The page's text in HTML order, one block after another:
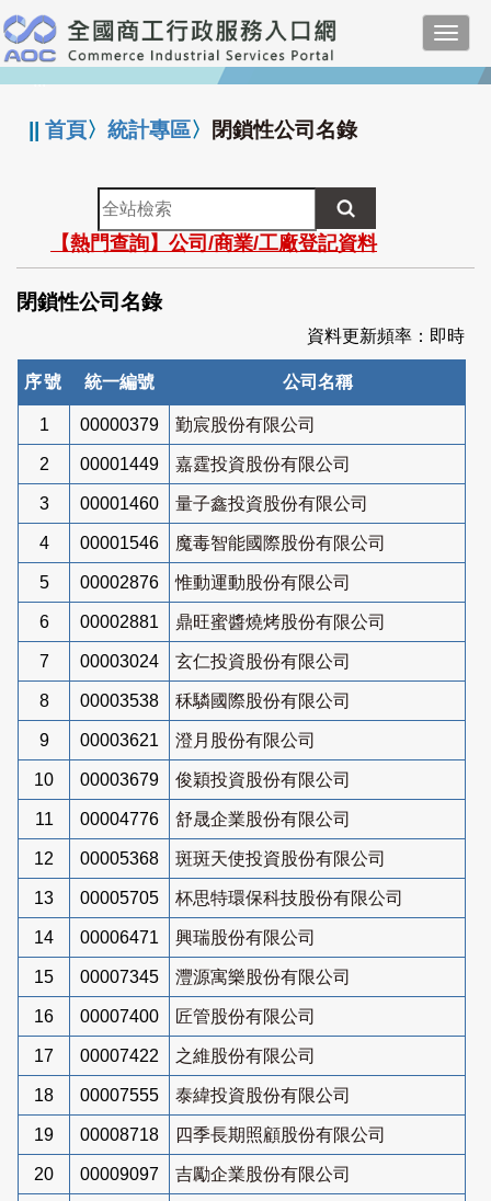
跳
到
主
要
:::
||首頁〉統計專區〉 閉鎖性公司名錄
全
站
檢
索
【熱門查詢】公司/商業/工廠登記資料
閉鎖性公司名錄
資料更新頻率：即時
序號 統一編號 公司名稱
1 00000379 勤宸股份有限公司
2 00001449 嘉霆投資股份有限公司
3 00001460 量子鑫投資股份有限公司
4 00001546 魔毒智能國際股份有限公司
5 00002876 惟動運動股份有限公司
6 00002881 鼎旺蜜醬燒烤股份有限公司
7 00003024 玄仁投資股份有限公司
8 00003538 秝驎國際股份有限公司
9 00003621 澄月股份有限公司
10 00003679 俊穎投資股份有限公司
11 00004776 舒晟企業股份有限公司
12 00005368 斑斑天使投資股份有限公司
13 00005705 杯思特環保科技股份有限公司
14 00006471 興瑞股份有限公司
15 00007345 灃源寓樂股份有限公司
16 00007400 匠管股份有限公司
17 00007422 之維股份有限公司
18 00007555 泰緯投資股份有限公司
19 00008718 四季長期照顧股份有限公司
20 00009097 吉勵企業股份有限公司